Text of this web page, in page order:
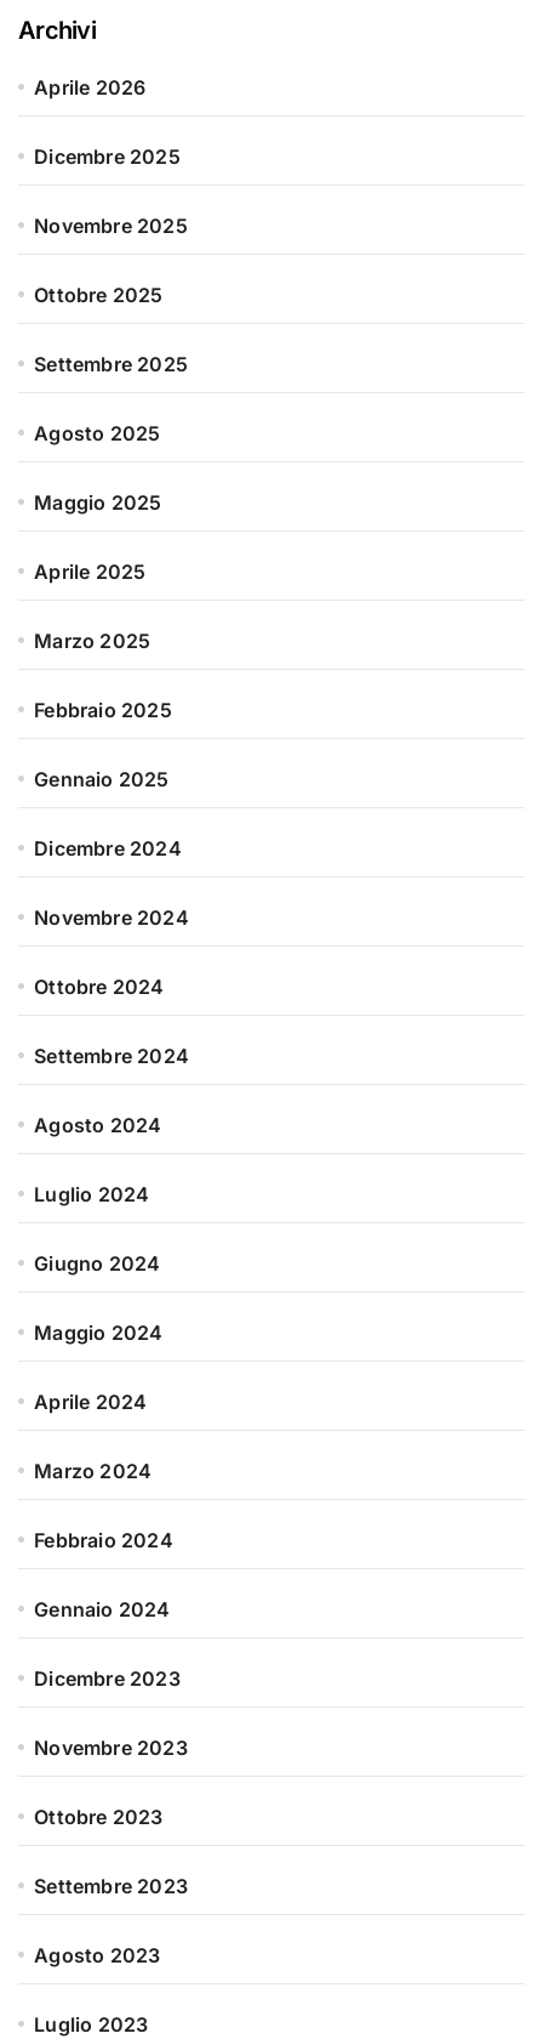
Archivi
Aprile 2026
Dicembre 2025
Novembre 2025
Ottobre 2025
Settembre 2025
Agosto 2025
Maggio 2025
Aprile 2025
Marzo 2025
Febbraio 2025
Gennaio 2025
Dicembre 2024
Novembre 2024
Ottobre 2024
Settembre 2024
Agosto 2024
Luglio 2024
Giugno 2024
Maggio 2024
Aprile 2024
Marzo 2024
Febbraio 2024
Gennaio 2024
Dicembre 2023
Novembre 2023
Ottobre 2023
Settembre 2023
Agosto 2023
Luglio 2023